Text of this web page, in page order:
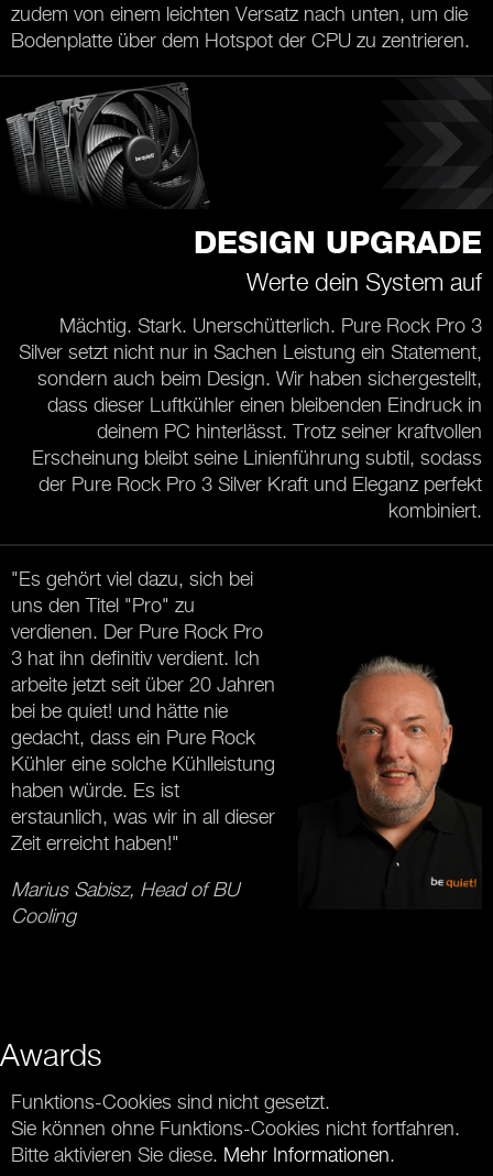
zudem von einem leichten Versatz nach unten, um die
Bodenplatte über dem Hotspot der CPU zu zentrieren.
DESIGN UPGRADE
Werte dein System auf
Mächtig. Stark. Unerschütterlich. Pure Rock Pro 3
Silver setzt nicht nur in Sachen Leistung ein Statement,
sondern auch beim Design. Wir haben sichergestellt,
dass dieser Luftkühler einen bleibenden Eindruck in
deinem PC hinterlässt. Trotz seiner kraftvollen
Erscheinung bleibt seine Linienführung subtil, sodass
der Pure Rock Pro 3 Silver Kraft und Eleganz perfekt
kombiniert.
"Es gehört viel dazu, sich bei
uns den Titel "Pro" zu
verdienen. Der Pure Rock Pro
3 hat ihn definitiv verdient. Ich
arbeite jetzt seit über 20 Jahren
bei be quiet! und hätte nie
gedacht, dass ein Pure Rock
Kühler eine solche Kühlleistung
haben würde. Es ist
erstaunlich, was wir in all dieser
Zeit erreicht haben!"
Marius Sabisz, Head of BU
Cooling
Awards
Funktions-Cookies sind nicht gesetzt.
Sie können ohne Funktions-Cookies nicht fortfahren.
Bitte aktivieren Sie diese. Mehr Informationen.